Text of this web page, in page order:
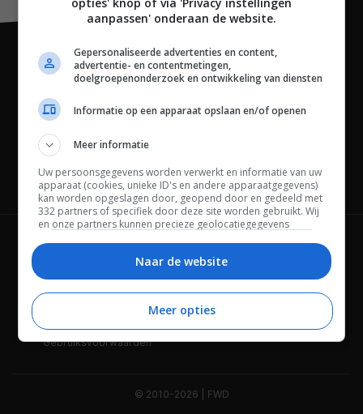
Channels
Wie is FWD Privacybeleid
Adverteren Contact
Gebruiksvoorwaarden
© 2010-2026 | FWD
aanpassen' onderaan de website.
Gepersonaliseerde advertenties en content,
advertentie- en contentmetingen,
doelgroepenonderzoek en ontwikkeling van diensten
Informatie op een apparaat opslaan en/of openen
Meer informatie
Uw persoonsgegevens worden verwerkt en informatie van uw
apparaat (cookies, unieke ID's en andere apparaatgegevens)
kan worden opgeslagen door, geopend door en gedeeld met
332 partners of specifiek door deze site worden gebruikt. Wij
en onze partners kunnen precieze geolocatiegegevens
Bepaalde leveranciers kunnen uw persoonsgegevens
beheren. Zoek onderaan deze pagina of in het sitemenu naar
een link om uw toestemming te beheren of in te trekken via de
privacy- en cookie-instellingen.
Naar de website
Meer opties